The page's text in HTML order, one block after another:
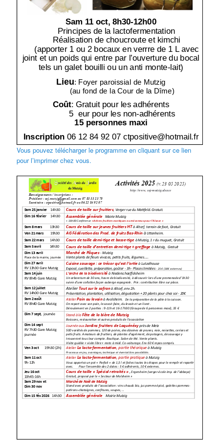
Vous pouvez télécharger le programme en cliquant sur ce lien
pour l’imprimer chez vous.